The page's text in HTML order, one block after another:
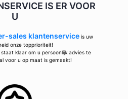
IS ER VOOR
U
sales klantenserviceis uw
onze topprioriteit!
klaar om u persoonlijk advies te
voor u op maat is gemaakt!